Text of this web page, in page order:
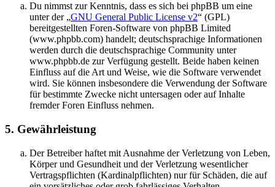
Du nimmst zur Kenntnis, dass es sich bei phpBB um eine
unter der „GNU General Public License v2“ (GPL)
bereitgestellten Foren-Software von phpBB Limited
(www.phpbb.com) handelt; deutschsprachige Informationen
werden durch die deutschsprachige Community unter
www.phpbb.de zur Verfügung gestellt. Beide haben keinen
Einfluss auf die Art und Weise, wie die Software verwendet
wird. Sie können insbesondere die Verwendung der Software
für bestimmte Zwecke nicht untersagen oder auf Inhalte
fremder Foren Einfluss nehmen.
5. Gewährleistung
Der Betreiber haftet mit Ausnahme der Verletzung von Leben,
Körper und Gesundheit und der Verletzung wesentlicher
Vertragspflichten (Kardinalpflichten) nur für Schäden, die auf